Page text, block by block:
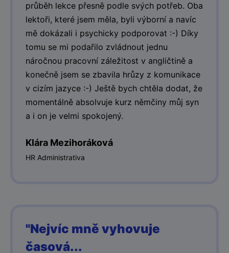
průběh lekce přesně podle svých potřeb. Oba
lektoři, které jsem měla, byli výborní a navíc
mě dokázali i psychicky podporovat :-) Díky
tomu se mi podařilo zvládnout jednu
náročnou pracovní záležitost v angličtině a
konečně jsem se zbavila hrůzy z komunikace
v cizím jazyce :-) Ještě bych chtěla dodat, že
momentálně absolvuje kurz němčiny můj syn
a i on je velmi spokojený.
Klára Mezihoráková
HR Administrativa
"Nejvíc mně vyhovuje
časová...